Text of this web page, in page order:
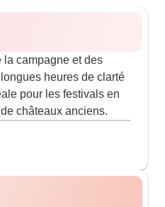
la campagne et des
heures de clarté
pour les festivals en
châteaux anciens.